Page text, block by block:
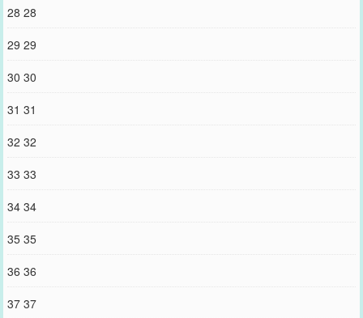
28 28
29 29
30 30
31 31
32 32
33 33
34 34
35 35
36 36
37 37